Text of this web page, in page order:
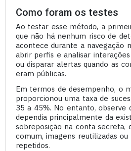
Como foram os testes
Ao testar esse método, a
que não há nenhum risco de
acontece durante a navegação
abrir perfis e analisar
ou disparar alertas quando as
eram públicas.
Em termos de desempenho, o
proporcionou uma taxa de
35 a 45%. No entanto, observe
dependia principalmente da
sobreposição na conta secreta,
comum, imagens reutilizadas
repetidos.